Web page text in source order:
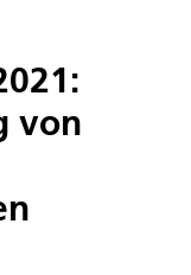
von